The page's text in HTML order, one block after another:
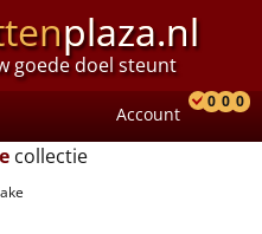
plaza.nl
goede doel steunt
Account
0 0 0
collectie